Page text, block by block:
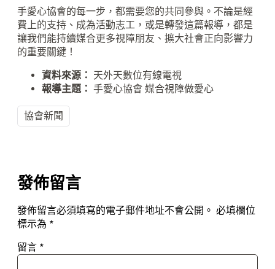
手愛心協會的每一步，都需要您的共同參與。不論是經
費上的支持、成為活動志工，或是轉發這篇報導，都是
讓我們能持續媒合更多視障朋友、擴大社會正向影響力
的重要關鍵！
資料來源： 天外天數位有線電視
報導主題： 手愛心協會 媒合視障做愛心
協會新聞
發佈留言
發佈留言必須填寫的電子郵件地址不會公開。 必填欄位
標示為 *
留言 *